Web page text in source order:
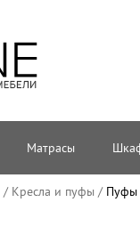
Матрасы
/ Кресла и пуфы / Пуфы